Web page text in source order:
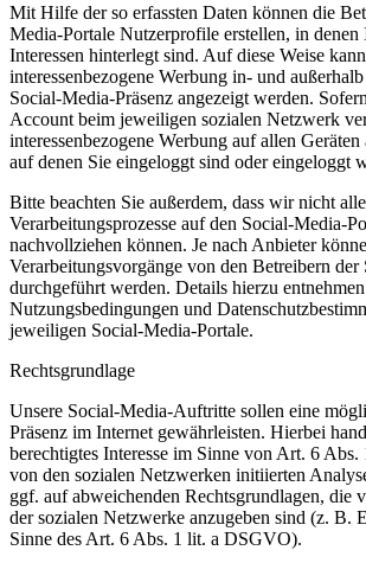
Mit Hilfe der so erfassten Daten können die
Media-Portale Nutzerprofile erstellen, in denen
Interessen hinterlegt sind. Auf diese Weise
interessenbezogene Werbung in- und
Social-Media-Präsenz angezeigt werden.
Account beim jeweiligen sozialen Netzwerk
interessenbezogene Werbung auf allen
auf denen Sie eingeloggt sind oder eingeloggt
Bitte beachten Sie außerdem, dass wir nicht alle
Verarbeitungsprozesse auf den Social-Media-
nachvollziehen können. Je nach Anbieter
Verarbeitungsvorgänge von den Betreibern
durchgeführt werden. Details hierzu
Nutzungsbedingungen und
jeweiligen Social-Media-Portale.
Rechtsgrundlage
Unsere Social-Media-Auftritte sollen eine
Präsenz im Internet gewährleisten. Hierbei
berechtigtes Interesse im Sinne von Art. 6
von den sozialen Netzwerken initiierten
ggf. auf abweichenden Rechtsgrundlagen, die
der sozialen Netzwerke anzugeben sind (z. B.
Sinne des Art. 6 Abs. 1 lit. a DSGVO).